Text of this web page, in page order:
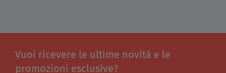
Vuoi ricevere le ultime novità e le
promozioni esclusive?